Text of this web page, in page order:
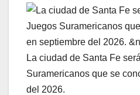
La ciudad de Santa Fe
Suramericanos que se
del 2026.